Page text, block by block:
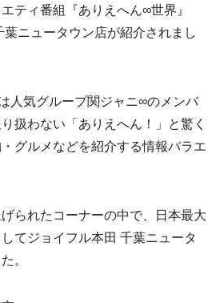
ティ番組『ありえへん∞世界』
ニュータウン店が紹介されまし
人気グループ関ジャニ∞のメンバ
扱わない「ありえへん！」と驚く
グルメなどを紹介する情報バラエ
られたコーナーの中で、日本最大
てジョイフル本田 千葉ニュータ
。